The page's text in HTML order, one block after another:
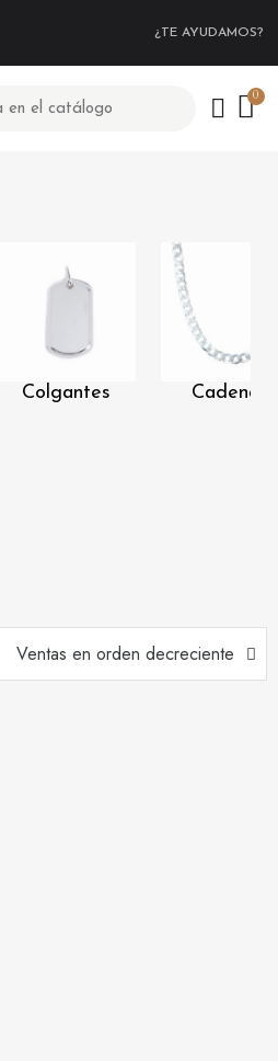
¿TE AYUDAMOS?
Colgantes Cadenas